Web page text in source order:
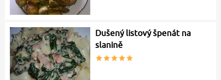
Dušený listový špenát na
slanině